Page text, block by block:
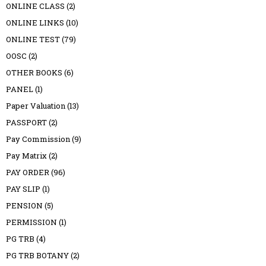
ONLINE CLASS (2)
ONLINE LINKS (10)
ONLINE TEST(79)
OOSC (2)
OTHER BOOKS (6)
PANEL(1)
Paper Valuation(13)
PASSPORT(2)
Pay Commission(9)
Pay Matrix(2)
PAY ORDER(96)
PAY SLIP (1)
PENSION (5)
PERMISSION (1)
PG TRB (4)
PG TRB BOTANY(2)